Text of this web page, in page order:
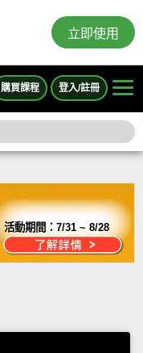
立即使用
購買課程 登入/註冊
活動期間：7/31 ~ 8/28